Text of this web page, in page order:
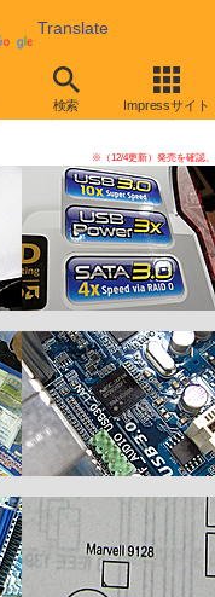
Translate
検索 Impressサイト
やLGA1366マザー
※（12/4更新）発売を確認。